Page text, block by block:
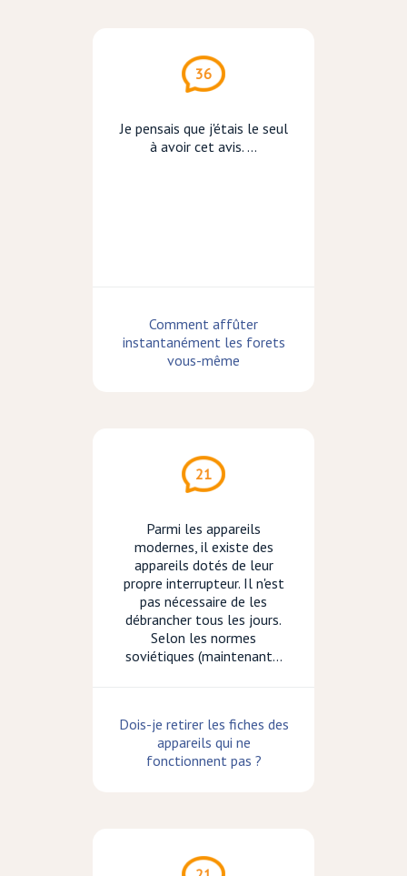
36
Je pensais que j'étais le seul
à avoir cet avis. ...
Comment affûter
instantanément les forets
vous-même
21
Parmi les appareils
modernes, il existe des
appareils dotés de leur
propre interrupteur. Il n'est
pas nécessaire de les
débrancher tous les jours.
Selon les normes
soviétiques (maintenant...
Dois-je retirer les fiches des
appareils qui ne
fonctionnent pas ?